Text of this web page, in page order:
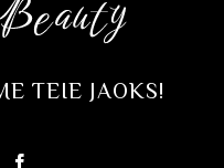
TEIE JAOKS!